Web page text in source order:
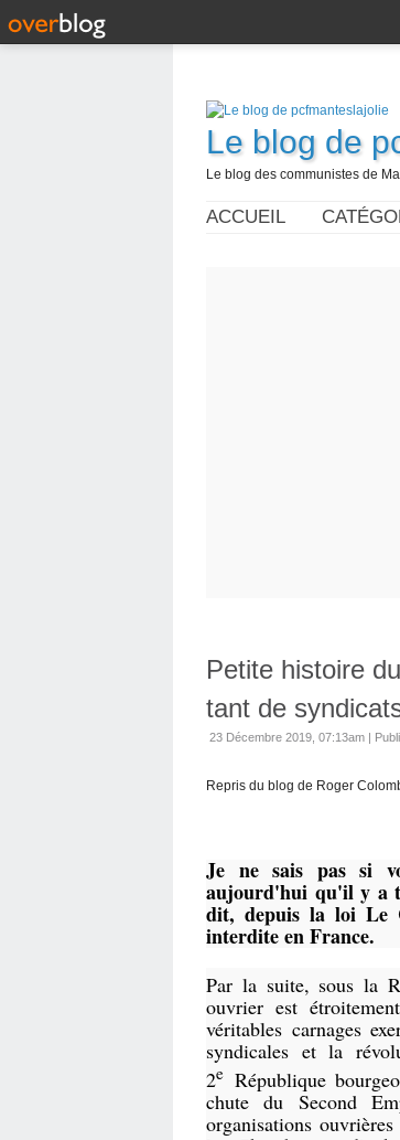
Le blog de
Le blog des communistes de
ACCUEIL
Petite histoire
tant de
23 Décembre 2019, 07:13am |
Repris du blog de Roger
Je ne sais pas si
aujourd'hui qu'il y a
dit, depuis la loi Le
interdite en France.
Par la suite, sous la
ouvrier est
véritables carnages
syndicales et la
2e République
chute du Second
organisations